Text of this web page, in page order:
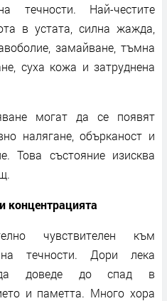
течности. Най-честите
в устата, силна жажда,
замайване, тъмна
суха кожа и затруднена
могат да се появят
налягане, обърканост и
Това състояние изисква
концентрацията
чувствителен към
течности. Дори лека
да доведе до спад в
и паметта. Много хора